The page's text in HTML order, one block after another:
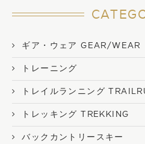
ギア・ウェア GEAR/WEAR
トレーニング
トレイルランニング
トレッキング TREKKING
バックカントリースキー